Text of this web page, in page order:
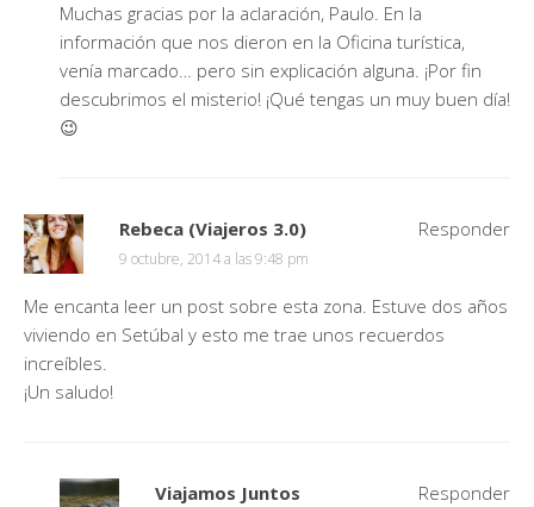
Muchas gracias por la aclaración, Paulo. En la
información que nos dieron en la Oficina turística,
venía marcado… pero sin explicación alguna. ¡Por fin
descubrimos el misterio! ¡Qué tengas un muy buen día!
😉
Rebeca (Viajeros 3.0)
9 octubre, 2014 a las 9:48 pm
Me encanta leer un post sobre esta zona. Estuve dos años
viviendo en Setúbal y esto me trae unos recuerdos
increíbles.
¡Un saludo!
Responder
Viajamos Juntos Responder